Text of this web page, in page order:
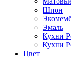
Шпон
Эмаль
Кухни
Кухни
Цвет